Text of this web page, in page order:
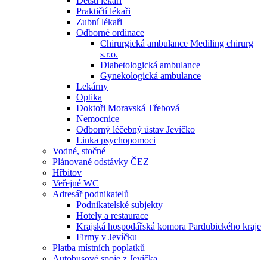
Praktičtí lékaři
Zubní lékaři
Odborné ordinace
Chirurgická ambulance Mediling chirurg
s.r.o.
Diabetologická ambulance
Gynekologická ambulance
Lekárny
Optika
Doktoři Moravská Třebová
Nemocnice
Odborný léčebný ústav Jevíčko
Linka psychopomoci
Vodné, stočné
Plánované odstávky ČEZ
Hřbitov
Veřejné WC
Adresář podnikatelů
Podnikatelské subjekty
Hotely a restaurace
Krajská hospodářská komora Pardubického kraje
Firmy v Jevíčku
Platba místních poplatků